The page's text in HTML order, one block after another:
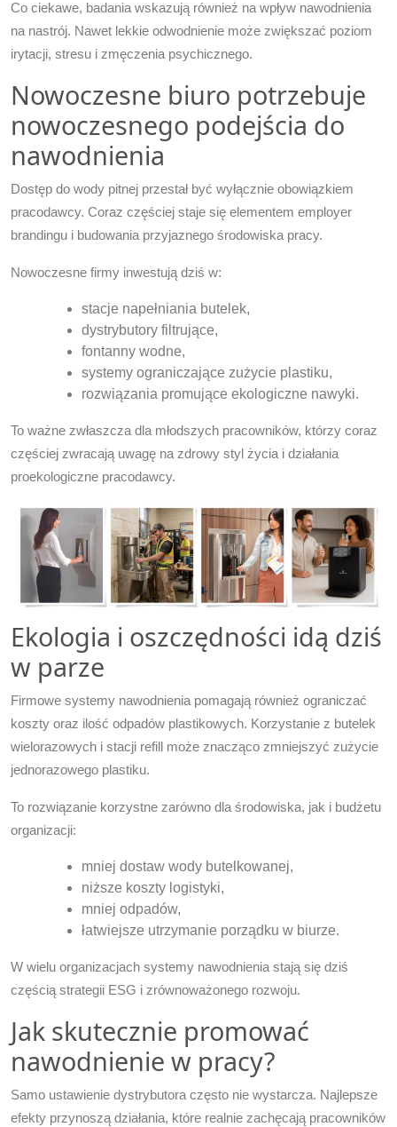
Co ciekawe, badania wskazują również na wpływ nawodnienia
na nastrój. Nawet lekkie odwodnienie może zwiększać poziom
irytacji, stresu i zmęczenia psychicznego.
Nowoczesne biuro potrzebuje
nowoczesnego podejścia do
nawodnienia
Dostęp do wody pitnej przestał być wyłącznie obowiązkiem
pracodawcy. Coraz częściej staje się elementem employer
brandingu i budowania przyjaznego środowiska pracy.
Nowoczesne firmy inwestują dziś w:
stacje napełniania butelek,
dystrybutory filtrujące,
fontanny wodne,
systemy ograniczające zużycie plastiku,
rozwiązania promujące ekologiczne nawyki.
To ważne zwłaszcza dla młodszych pracowników, którzy coraz
częściej zwracają uwagę na zdrowy styl życia i działania
proekologiczne pracodawcy.
Ekologia i oszczędności idą dziś
w parze
Firmowe systemy nawodnienia pomagają również ograniczać
koszty oraz ilość odpadów plastikowych. Korzystanie z butelek
wielorazowych i stacji refill może znacząco zmniejszyć zużycie
jednorazowego plastiku.
To rozwiązanie korzystne zarówno dla środowiska, jak i budżetu
organizacji:
mniej dostaw wody butelkowanej,
niższe koszty logistyki,
mniej odpadów,
łatwiejsze utrzymanie porządku w biurze.
W wielu organizacjach systemy nawodnienia stają się dziś
częścią strategii ESG i zrównoważonego rozwoju.
Jak skutecznie promować
nawodnienie w pracy?
Samo ustawienie dystrybutora często nie wystarcza. Najlepsze
efekty przynoszą działania, które realnie zachęcają pracowników